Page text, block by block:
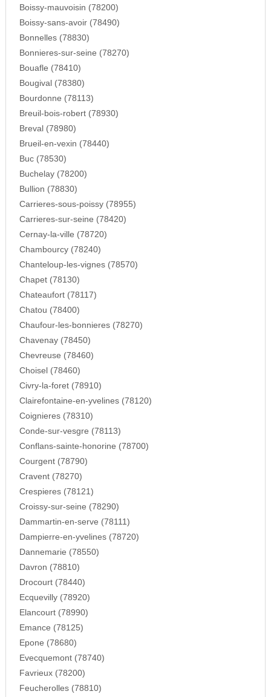
Boissy-mauvoisin (78200)
Boissy-sans-avoir (78490)
Bonnelles (78830)
Bonnieres-sur-seine (78270)
Bouafle (78410)
Bougival (78380)
Bourdonne (78113)
Breuil-bois-robert (78930)
Breval (78980)
Brueil-en-vexin (78440)
Buc (78530)
Buchelay (78200)
Bullion (78830)
Carrieres-sous-poissy (78955)
Carrieres-sur-seine (78420)
Cernay-la-ville (78720)
Chambourcy (78240)
Chanteloup-les-vignes (78570)
Chapet (78130)
Chateaufort (78117)
Chatou (78400)
Chaufour-les-bonnieres (78270)
Chavenay (78450)
Chevreuse (78460)
Choisel (78460)
Civry-la-foret (78910)
Clairefontaine-en-yvelines (78120)
Coignieres (78310)
Conde-sur-vesgre (78113)
Conflans-sainte-honorine (78700)
Courgent (78790)
Cravent (78270)
Crespieres (78121)
Croissy-sur-seine (78290)
Dammartin-en-serve (78111)
Dampierre-en-yvelines (78720)
Dannemarie (78550)
Davron (78810)
Drocourt (78440)
Ecquevilly (78920)
Elancourt (78990)
Emance (78125)
Epone (78680)
Evecquemont (78740)
Favrieux (78200)
Feucherolles (78810)